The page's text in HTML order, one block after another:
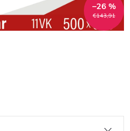
€143,91
–26 %